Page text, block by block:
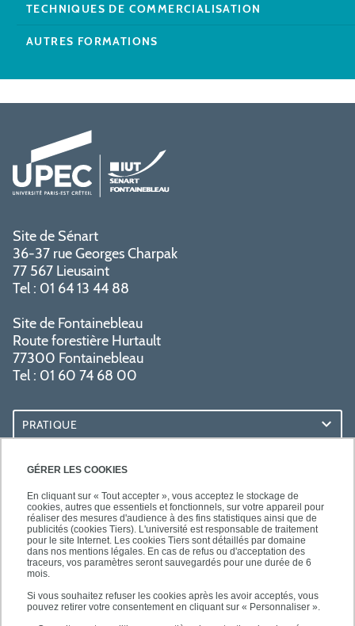
GÉRER LES COOKIES
En cliquant sur « Tout accepter », vous acceptez le stockage de
cookies, autres que essentiels et fonctionnels, sur votre appareil pour
réaliser des mesures d'audience à des fins statistiques ainsi que de
publicités (cookies Tiers). L'université est responsable de traitement
pour le site Internet. Les cookies Tiers sont détaillés par domaine
dans nos mentions légales. En cas de refus ou d'acceptation des
traceurs, vos paramètres seront sauvegardés pour une durée de 6
mois.
Si vous souhaitez refuser les cookies après les avoir acceptés, vous
pouvez retirer votre consentement en cliquant sur « Personnaliser ».
TECHNIQUES DE COMMERCIALISATION
AUTRES FORMATIONS
Site de Sénart
36-37 rue Georges Charpak
77 567 Lieusaint
Tel : 01 64 13 44 88
Site de Fontainebleau
Route forestière Hurtault
77300 Fontainebleau
Tel : 01 60 74 68 00
PRATIQUE
RESSOURCES
SUIVEZ-NOUS